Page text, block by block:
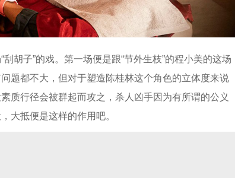
胡子”的戏。第一场便是跟“节外生枝”的程小美的这场
题都不大，但对于塑造陈桂林这个角色的立体度来说
质行径会被群起而攻之，杀人凶手因为有所谓的公义
大抵便是这样的作用吧。